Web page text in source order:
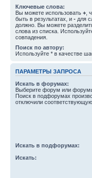
Ключевые слова:
Вы можете использовать + ,
быть в результатах, и - для
должно. Вы можете
слова из списка.
совпадения.
Поиск по автору:
Используйте * в качестве
ПАРАМЕТРЫ ЗАПРОСА
Искать в форумах:
Выберите форум или
Поиск в подфорумах
отключили
Искать в подфорумах:
Искать: